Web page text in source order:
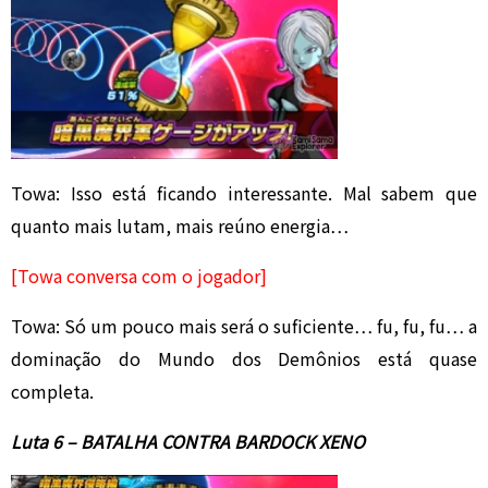
Towa: Isso está ficando interessante. Mal sabem que
quanto mais lutam, mais reúno energia…
[Towa conversa com o jogador]
Towa: Só um pouco mais será o suficiente… fu, fu, fu… a
dominação do Mundo dos Demônios está quase
completa.
Luta 6 – BATALHA CONTRA BARDOCK XENO